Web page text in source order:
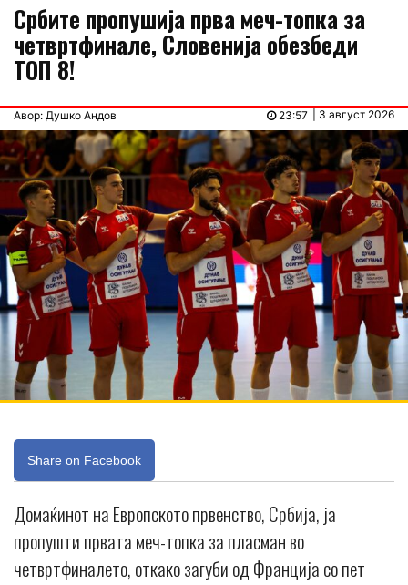
Србите пропушија прва меч-топка за
четвртфинале, Словенија обезбеди
ТОП 8!
Авор: Душко Андов | 3 август 2026
23:57
Share on Facebook
Домаќинот на Европското првенство, Србија, ја
пропушти првата меч-топка за пласман во
четвртфиналето, откако загуби од Франција со пет